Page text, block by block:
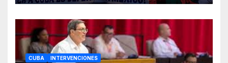
CUBA INTERVENCIONES